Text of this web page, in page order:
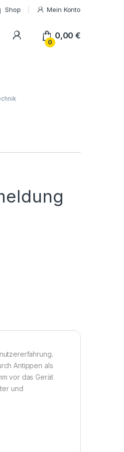
Shop Mein Konto
My Account
0
0,00€
Antippen als
vor das Gerät
und